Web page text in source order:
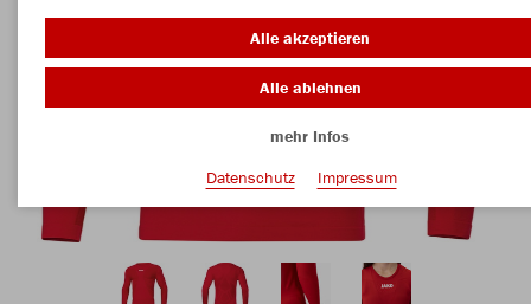
Alle akzeptieren
Alle ablehnen
mehr Infos
Datenschutz
Impressum